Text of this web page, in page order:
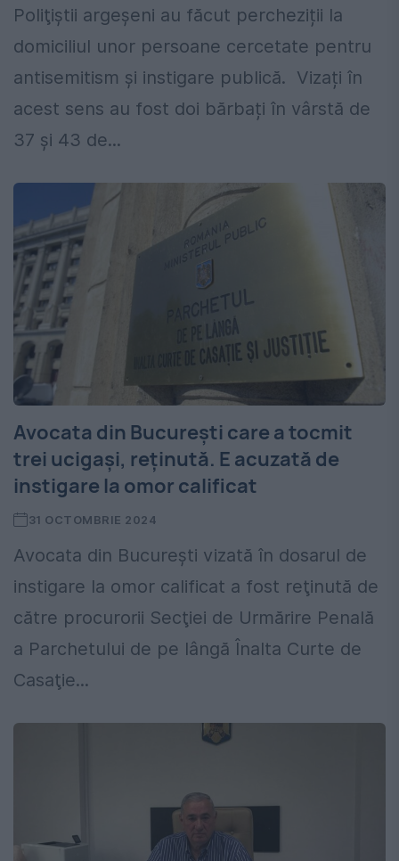
Poliţiştii argeșeni au făcut percheziții la
domiciliul unor persoane cercetate pentru
antisemitism și instigare publică. Vizați în
acest sens au fost doi bărbați în vârstă de
37 și 43 de...
Avocata din București care a tocmit
trei ucigași, reținută. E acuzată de
instigare la omor calificat
31 OCTOMBRIE 2024
Avocata din Bucureşti vizată în dosarul de
instigare la omor calificat a fost reţinută de
către procurorii Secţiei de Urmărire Penală
a Parchetului de pe lângă Înalta Curte de
Casaţie...